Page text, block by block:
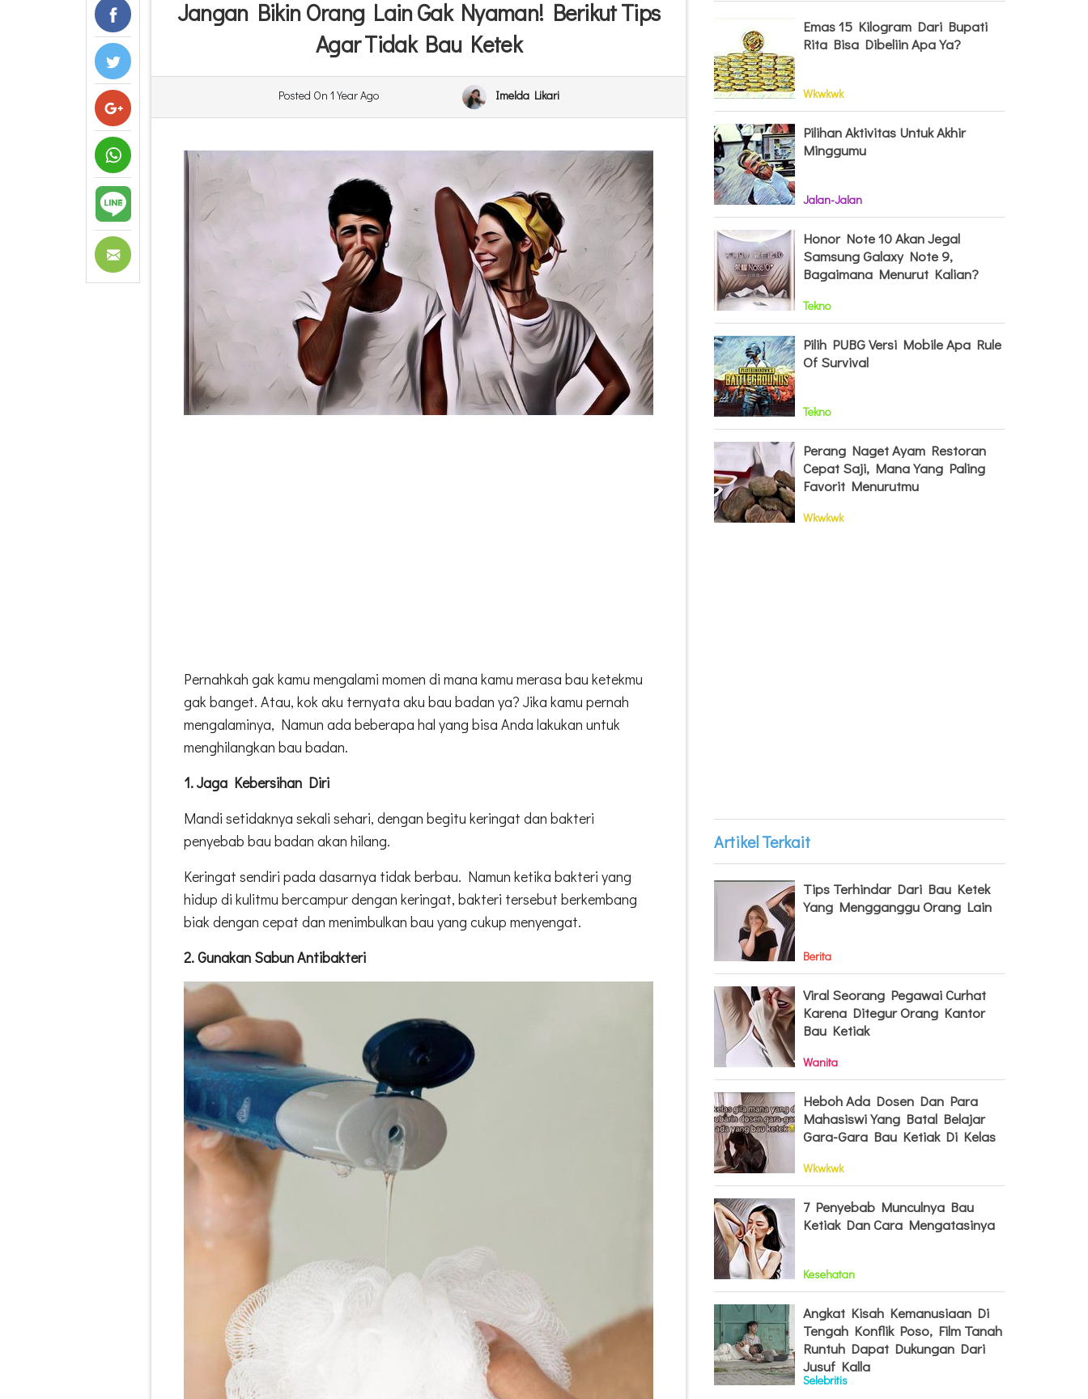
Jangan Bikin Orang Lain Gak Nyaman! Berikut Tips
Agar Tidak Bau Ketek
Posted On 1 Year Ago Imelda Likari
Pernahkah gak kamu mengalami momen di mana kamu merasa bau ketekmu
gak banget. Atau, kok aku ternyata aku bau badan ya? Jika kamu pernah
mengalaminya, Namun ada beberapa hal yang bisa Anda lakukan untuk
menghilangkan bau badan.
1. Jaga Kebersihan Diri
Mandi setidaknya sekali sehari, dengan begitu keringat dan bakteri
penyebab bau badan akan hilang.
Keringat sendiri pada dasarnya tidak berbau. Namun ketika bakteri yang
hidup di kulitmu bercampur dengan keringat, bakteri tersebut berkembang
biak dengan cepat dan menimbulkan bau yang cukup menyengat.
2. Gunakan Sabun Antibakteri
Emas 15 Kilogram Dari Bupati
Rita Bisa Dibeliin Apa Ya?
Wkwkwk
Pilihan Aktivitas Untuk Akhir
Minggumu
Jalan-Jalan
Honor Note 10 Akan Jegal
Samsung Galaxy Note 9,
Bagaimana Menurut Kalian?
Tekno
Pilih PUBG Versi Mobile Apa Rule
Of Survival
Tekno
Perang Naget Ayam Restoran
Cepat Saji, Mana Yang Paling
Favorit Menurutmu
Wkwkwk
Artikel Terkait
Tips Terhindar Dari Bau Ketek
Yang Mengganggu Orang Lain
Berita
Viral Seorang Pegawai Curhat
Karena Ditegur Orang Kantor
Bau Ketiak
Wanita
Heboh Ada Dosen Dan Para
Mahasiswi Yang Batal Belajar
Gara-Gara Bau Ketiak Di Kelas
Wkwkwk
7 Penyebab Munculnya Bau
Ketiak Dan Cara Mengatasinya
Kesehatan
Angkat Kisah Kemanusiaan Di
Tengah Konflik Poso, Film Tanah
Runtuh Dapat Dukungan Dari
Jusuf Kalla
Selebritis